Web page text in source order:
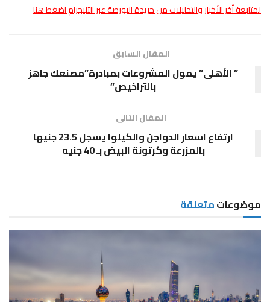
لمتابعة أخر الأخبار والتحليلات من جريدة البورصة عبر التليجرام اضغط هنا
المقال السابق
” الأهلى” يمول المشروعات بمبادرة”مصنعك جاهز
بالتراخيص”
المقال التالى
ارتفاع اسعار الدواجن والكيلوا يسجل 23.5 جنيها
بالمزرعة وكرتونة البيض بـ 40 جنيه
موضوعاتمتعلقة